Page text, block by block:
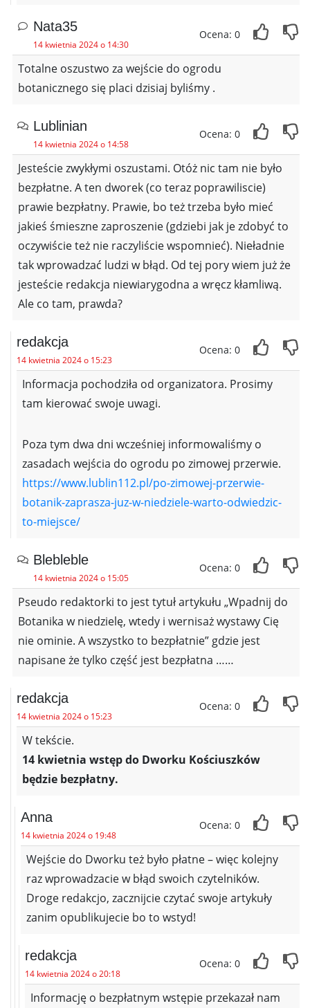
Nata35
14 kwietnia 2024 o 14:30
Ocena: 0
Totalne oszustwo za wejście do ogrodu
botanicznego się placi dzisiaj byliśmy .
Lublinian
14 kwietnia 2024 o 14:58
Ocena: 0
Jesteście zwykłymi oszustami. Otóż nic tam nie było
bezpłatne. A ten dworek (co teraz poprawiliscie)
prawie bezpłatny. Prawie, bo też trzeba było mieć
jakieś śmieszne zaproszenie (gdziebi jak je zdobyć to
oczywiście też nie raczyliście wspomnieć). Nieładnie
tak wprowadzać ludzi w błąd. Od tej pory wiem już że
jesteście redakcja niewiarygodna a wręcz kłamliwą.
Ale co tam, prawda?
redakcja
14 kwietnia 2024 o 15:23
Ocena: 0
Informacja pochodziła od organizatora. Prosimy
tam kierować swoje uwagi.
Poza tym dwa dni wcześniej informowaliśmy o
zasadach wejścia do ogrodu po zimowej przerwie.
https://www.lublin112.pl/po-zimowej-przerwie-
botanik-zaprasza-juz-w-niedziele-warto-odwiedzic-
to-miejsce/
Blebleble
14 kwietnia 2024 o 15:05
Ocena: 0
Pseudo redaktorki to jest tytuł artykułu „Wpadnij do
Botanika w niedzielę, wtedy i wernisaż wystawy Cię
nie ominie. A wszystko to bezpłatnie” gdzie jest
napisane że tylko część jest bezpłatna ……
redakcja
14 kwietnia 2024 o 15:23
Ocena: 0
W tekście.
14 kwietnia wstęp do Dworku Kościuszków
będzie bezpłatny.
Anna
14 kwietnia 2024 o 19:48
Ocena: 0
Wejście do Dworku też było płatne – więc kolejny
raz wprowadzacie w błąd swoich czytelników.
Droge redakcjo, zacznijcie czytać swoje artykuły
zanim opublikujecie bo to wstyd!
redakcja
14 kwietnia 2024 o 20:18
Ocena: 0
Informację o bezpłatnym wstępie przekazał nam